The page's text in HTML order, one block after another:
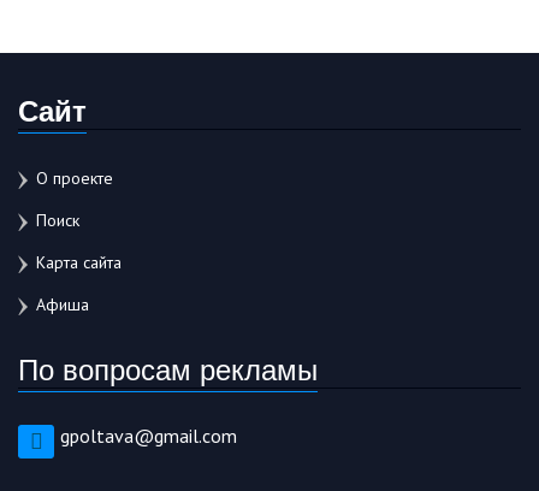
Сайт
О проекте
Поиск
Карта сайта
Афиша
По вопросам рекламы
gpoltava@gmail.com